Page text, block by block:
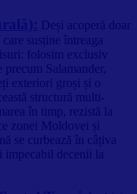
Deși acoperă doar
susține întreaga
folosim exclusiv
Salamander,
exteriori groși și o
structură multi-
în timp, rezistă la
zonei Moldovei și
se curbează în câțiva
impecabil decenii la